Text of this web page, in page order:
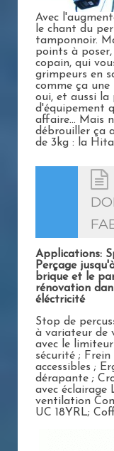
Avec
le chant du
tamponnoir.
points à
copain, qui
grimpeurs en
comme ça une
oui, et aussi
d'équipement
affaire... Mais
débrouiller ça
de 3kg : la
Applications:
Perçage
brique et le
rénovation
éléctricité
Stop de
à variateur de
avec le
sécurité ;
accessibles ;
dérapante ;
avec éclairage
ventilation
UC 18YRL;